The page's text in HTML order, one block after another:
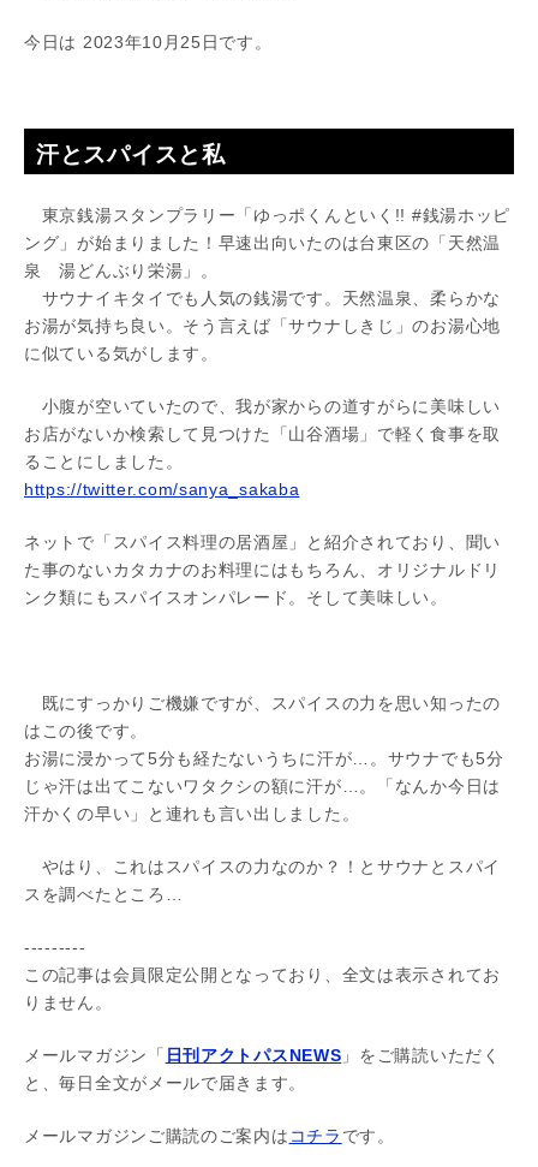
今日は 2023年10月25日です。
汗とスパイスと私
東京銭湯スタンプラリー「ゆっポくんといく!! #銭湯ホッピ
ング」が始まりました！早速出向いたのは台東区の「天然温
泉 湯どんぶり栄湯」。
サウナイキタイでも人気の銭湯です。天然温泉、柔らかな
お湯が気持ち良い。そう言えば「サウナしきじ」のお湯心地
に似ている気がします。
小腹が空いていたので、我が家からの道すがらに美味しい
お店がないか検索して見つけた「山谷酒場」で軽く食事を取
ることにしました。
https://twitter.com/sanya_sakaba
ネットで「スパイス料理の居酒屋」と紹介されており、聞い
た事のないカタカナのお料理にはもちろん、オリジナルドリ
ンク類にもスパイスオンパレード。そして美味しい。
既にすっかりご機嫌ですが、スパイスの力を思い知ったの
はこの後です。
お湯に浸かって5分も経たないうちに汗が…。サウナでも5分
じゃ汗は出てこないワタクシの額に汗が…。「なんか今日は
汗かくの早い」と連れも言い出しました。
やはり、これはスパイスの力なのか？！とサウナとスパイ
スを調べたところ…
---------
この記事は会員限定公開となっており、全文は表示されてお
りません。
メールマガジン「 日刊アクトパスNEWS 」をご購読いただく
と、毎日全文がメールで届きます。
メールマガジンご購読のご案内は コチラ です。